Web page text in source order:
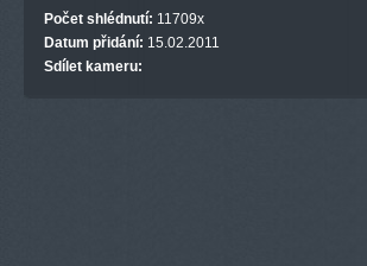
Počet shlédnutí: 11709x
Datum přidání: 15.02.2011
Sdílet kameru: